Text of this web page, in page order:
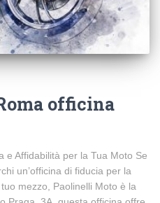
officina
e Affidabilità per la Tua Moto Se
un’officina di fiducia per la
mezzo, Paolinelli Moto è la